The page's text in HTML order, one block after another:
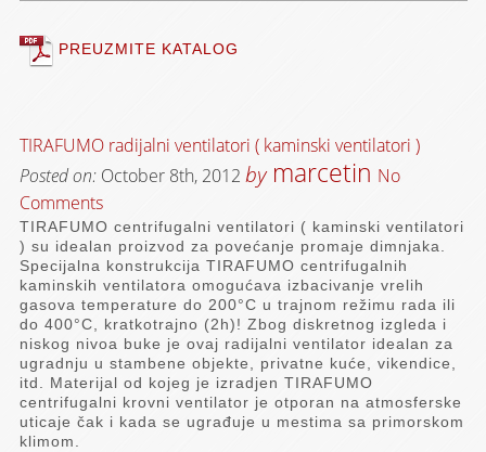
PREUZMITE KATALOG
TIRAFUMO radijalni ventilatori ( kaminski ventilatori )
Posted on: October 8th, 2012 by marcetin No
Comments
TIRAFUMO centrifugalni ventilatori ( kaminski ventilatori
) su idealan proizvod za povećanje promaje dimnjaka.
Specijalna konstrukcija TIRAFUMO centrifugalnih
kaminskih ventilatora omogućava izbacivanje vrelih
gasova temperature do 200°C u trajnom režimu rada ili
do 400°C, kratkotrajno (2h)! Zbog diskretnog izgleda i
niskog nivoa buke je ovaj radijalni ventilator idealan za
ugradnju u stambene objekte, privatne kuće, vikendice,
itd. Materijal od kojeg je izradjen TIRAFUMO
centrifugalni krovni ventilator je otporan na atmosferske
uticaje čak i kada se ugrađuje u mestima sa primorskom
klimom.